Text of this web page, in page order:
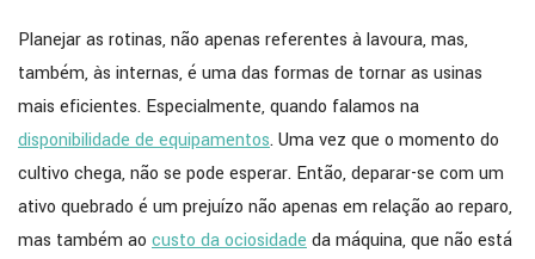
Planejar as rotinas, não apenas referentes à lavoura, mas,
também, às internas, é uma das formas de tornar as usinas
mais eficientes. Especialmente, quando falamos na
disponibilidade de equipamentos. Uma vez que o momento do
cultivo chega, não se pode esperar. Então, deparar-se com um
ativo quebrado é um prejuízo não apenas em relação ao reparo,
mas também ao custo da ociosidade da máquina, que não está